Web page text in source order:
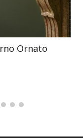
Ornato